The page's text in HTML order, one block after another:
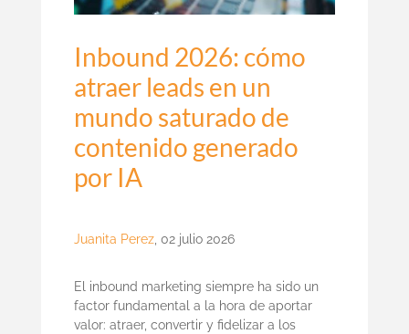
Inbound 2026: cómo
atraer leads en un
mundo saturado de
contenido generado
por IA
Juanita Perez, 02 julio 2026
El inbound marketing siempre ha sido un
factor fundamental a la hora de aportar
valor: atraer, convertir y fidelizar a los